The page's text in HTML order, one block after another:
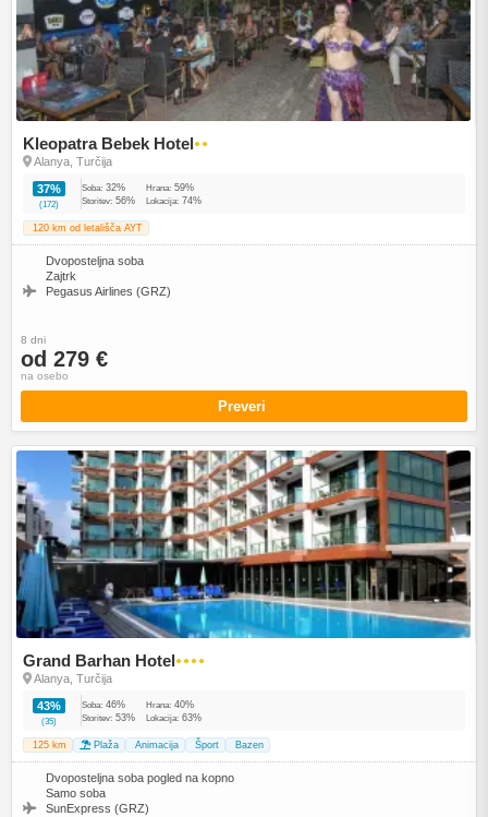
Kleopatra Bebek Hotel●●
Alanya, Turčija
37%
(172)
Soba: 32% Hrana: 59%
Storitev: 56% Lokacija: 74%
120 km od letališča AYT
Dvoposteljna soba
Zajtrk
Pegasus Airlines (GRZ)
8 dni
od 279 €
na osebo
Preveri
Grand Barhan Hotel●●●●
Alanya, Turčija
43%
(35)
Soba: 46% Hrana: 40%
Storitev: 53% Lokacija: 63%
125 km Plaža Animacija Šport Bazen
Dvoposteljna soba pogled na kopno
Samo soba
SunExpress (GRZ)